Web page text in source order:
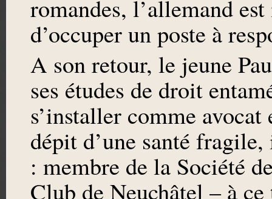
romandes, l’allemand
d’occuper un poste à
A son retour, le jeune
ses études de droit
s’installer comme
dépit d’une santé
: membre de la Société
Club de Neuchâtel – à